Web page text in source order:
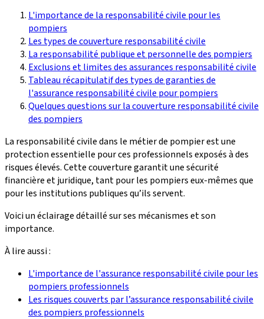
L'importance de la responsabilité civile pour les
pompiers
Les types de couverture responsabilité civile
La responsabilité publique et personnelle des pompiers
Exclusions et limites des assurances responsabilité civile
Tableau récapitulatif des types de garanties de
l'assurance responsabilité civile pour pompiers
Quelques questions sur la couverture responsabilité civile
des pompiers
La responsabilité civile dans le métier de pompier est une
protection essentielle pour ces professionnels exposés à des
risques élevés. Cette couverture garantit une sécurité
financière et juridique, tant pour les pompiers eux-mêmes que
pour les institutions publiques qu’ils servent.
Voici un éclairage détaillé sur ses mécanismes et son
importance.
À lire aussi :
L'importance de l'assurance responsabilité civile pour les
pompiers professionnels
Les risques couverts par l’assurance responsabilité civile
des pompiers professionnels